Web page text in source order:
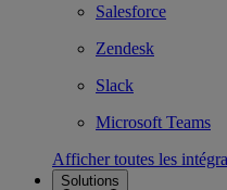
Salesforce
Zendesk
Slack
Microsoft Teams
Afficher toutes les
Solutions